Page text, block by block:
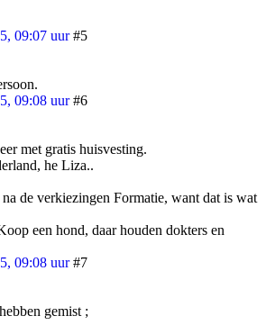
09:07 uur #5
09:08 uur #6
met gratis huisvesting.
he Liza..
de verkiezingen Formatie, want dat is wat
een hond, daar houden dokters en
09:08 uur #7
gemist ;